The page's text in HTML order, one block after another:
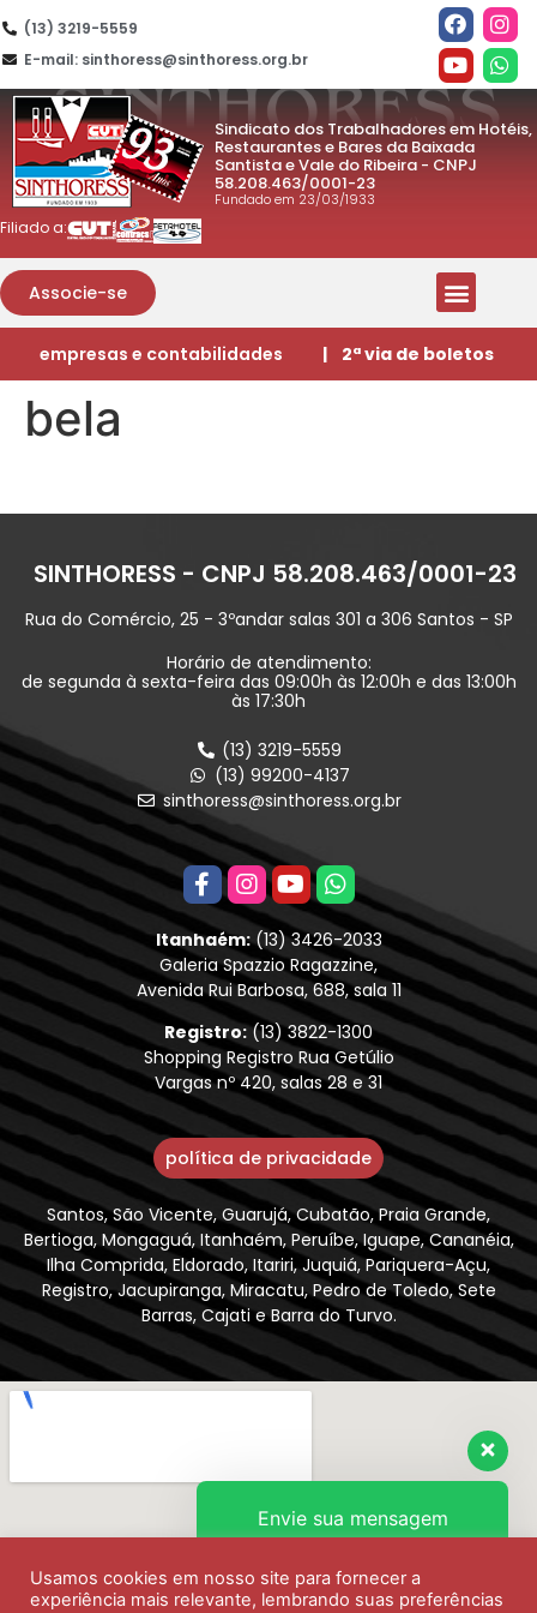
(13) 3219-5559
E-mail: sinthoress@sinthoress.org.br
Sindicato dos Trabalhadores em Hotéis,
Restaurantes e Bares da Baixada
Santista e Vale do Ribeira - CNPJ
58.208.463/0001-23
Fundado em 23/03/1933
Filiado a:
Associe-se
empresas e contabilidades | 2ª via de boletos
bela
SINTHORESS - CNPJ 58.208.463/0001-23
Rua do Comércio, 25 - 3ºandar salas 301 a 306 Santos - SP
Horário de atendimento:
de segunda à sexta-feira das 09:00h às 12:00h e das 13:00h
às 17:30h
(13) 3219-5559
(13) 99200-4137
sinthoress@sinthoress.org.br
Itanhaém:(13) 3426-2033
Galeria Spazzio Ragazzine,
Avenida Rui Barbosa, 688, sala 11
Registro:(13) 3822-1300
Shopping Registro Rua Getúlio
Vargas nº 420, salas 28 e 31
política de privacidade
Santos, São Vicente, Guarujá, Cubatão, Praia Grande,
Bertioga, Mongaguá, Itanhaém, Peruíbe, Iguape, Cananéia,
Ilha Comprida, Eldorado, Itariri, Juquiá, Pariquera-Açu,
Registro, Jacupiranga, Miracatu, Pedro de Toledo, Sete
Barras, Cajati e Barra do Turvo.
Usamos cookies em nosso site para fornecer a
experiência mais relevante, lembrando suas preferências
Envie sua mensagem
Olá, como podemos ajudar?